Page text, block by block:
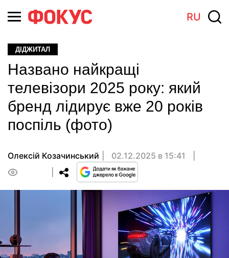
RU
ДІДЖИТАЛ
Названо найкращі
телевізори 2025 року: який
бренд лідирує вже 20 років
поспіль (фото)
Олексій Козачинський
02.12.2025 в 15:41